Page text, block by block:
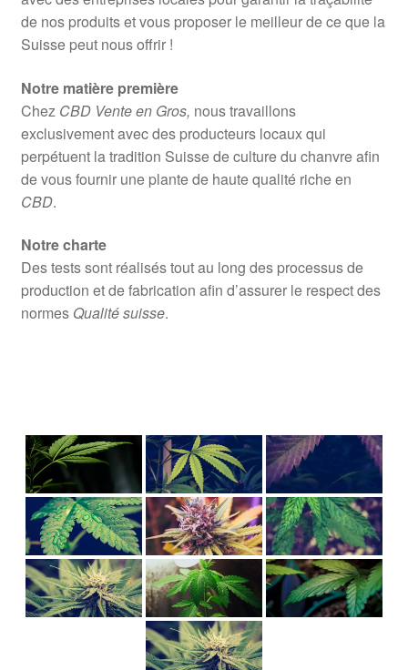
de nos produits et vous proposer le meilleur de ce que la
Suisse peut nous offrir !
Notre matière première
Chez CBD Vente en Gros, nous travaillons
exclusivement avec des producteurs locaux qui
perpétuent la tradition Suisse de culture du chanvre afin
de vous fournir une plante de haute qualité riche en
CBD.
Notre charte
Des tests sont réalisés tout au long des processus de
production et de fabrication afin d’assurer le respect des
normes Qualité suisse.